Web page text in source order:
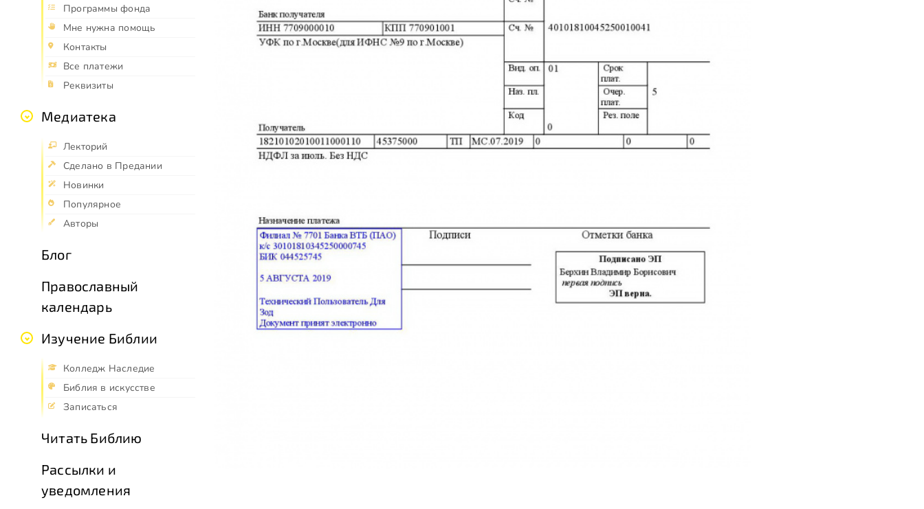
Программы фонда
Мне нужна помощь
Контакты
Все платежи
Реквизиты
Медиатека
Лекторий
Сделано в Предании
Новинки
Популярное
Авторы
Блог
Православный
календарь
Изучение Библии
Колледж Наследие
Библия в искусстве
Записаться
Читать Библию
Рассылки и
уведомления